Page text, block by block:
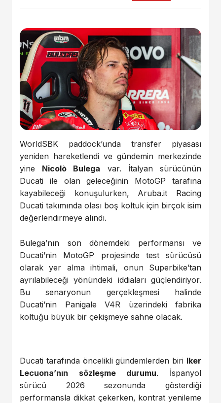
WorldSBK paddock’unda transfer piyasası
yeniden hareketlendi ve gündemin merkezinde
yine Nicolò Bulega var. İtalyan sürücünün
Ducati ile olan geleceğinin MotoGP tarafına
kayabileceği konuşulurken, Aruba.it Racing
Ducati takımında olası boş koltuk için birçok isim
değerlendirmeye alındı.
Bulega’nın son dönemdeki performansı ve
Ducati’nin MotoGP projesinde test sürücüsü
olarak yer alma ihtimali, onun Superbike’tan
ayrılabileceği yönündeki iddiaları güçlendiriyor.
Bu senaryonun gerçekleşmesi halinde
Ducati’nin Panigale V4R üzerindeki fabrika
koltuğu büyük bir çekişmeye sahne olacak.
Ducati tarafında öncelikli gündemlerden biri Iker
Lecuona’nın sözleşme durumu. İspanyol
sürücü 2026 sezonunda gösterdiği
performansla dikkat çekerken, kontrat yenileme